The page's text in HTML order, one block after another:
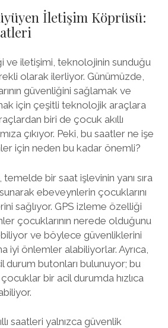
İletişim Köprüsü:
ve iletişimi, teknolojinin sunduğu
olarak ilerliyor. Günümüzde,
güvenliğini sağlamak ve
için çeşitli teknolojik araçlara
biri de çocuk akıllı
çıkıyor. Peki, bu saatler ne işe
için neden bu kadar önemli?
temelde bir saat işlevinin yanı sıra
ebeveynlerin çocuklarını
sağlıyor. GPS izleme özelliği
çocuklarının nerede olduğunu
ve böylece güvenliklerini
iyi önlemler alabiliyorlar. Ayrıca,
durum butonları bulunuyor; bu
bir acil durumda hızlıca
saatleri yalnızca güvenlik